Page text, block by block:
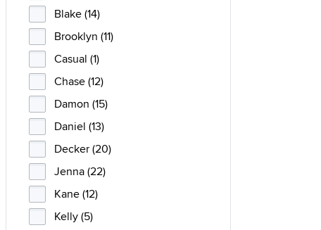
Blake (14)
Brooklyn (11)
Casual (1)
Chase (12)
Damon (15)
Daniel (13)
Decker (20)
Jenna (22)
Kane (12)
Kelly (5)